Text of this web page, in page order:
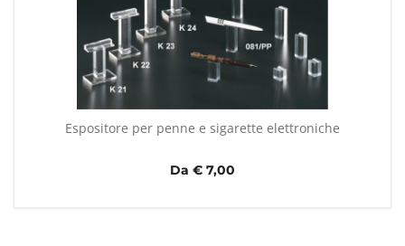
Espositore per penne e sigarette elettroniche
Da € 7,00